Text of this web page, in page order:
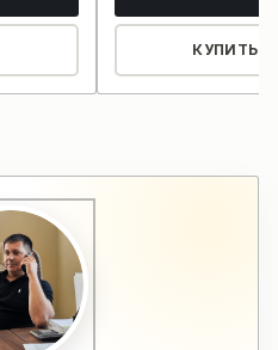
КУПИТЬ В